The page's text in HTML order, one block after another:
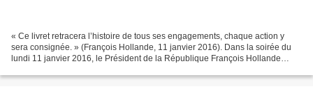
« Ce livret retracera l’histoire de tous ses engagements, chaque action y
sera consignée. » (François Hollande, 11 janvier 2016). Dans la soirée du
lundi 11 janvier 2016, le Président de la République François Hollande